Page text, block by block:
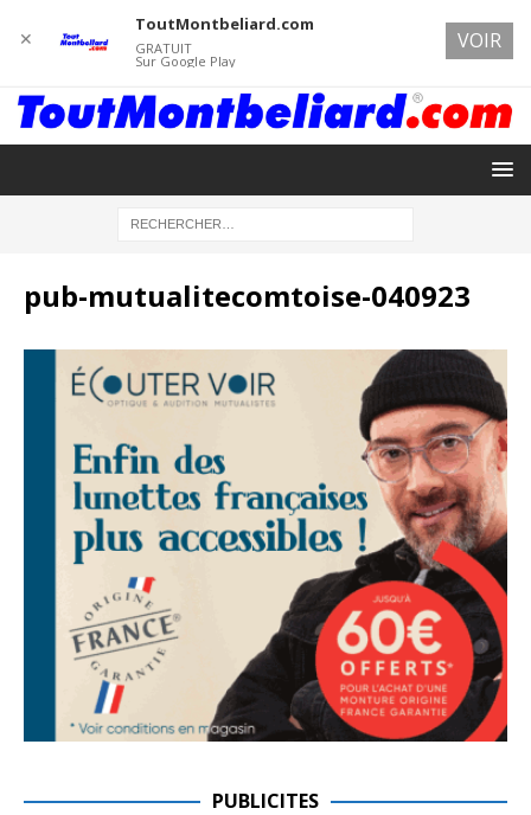
pub-mutualitecomtoise-040923
PUBLICITES
✕
ToutMontbeliard.com
GRATUIT
Sur Google Play
VOIR